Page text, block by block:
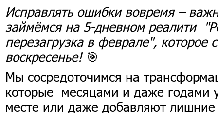
Исправлять ошибки вовремя –
займёмся на 5-дневном реалити
перезагрузка в феврале", которое
воскресенье!🎯
Мы сосредоточимся на
которые месяцами и даже годами
месте или даже добавляют